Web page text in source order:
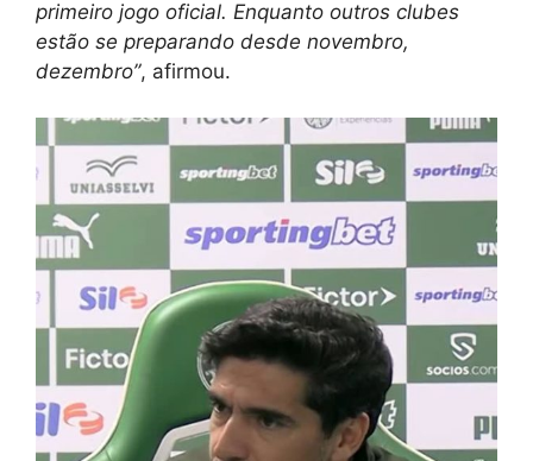
primeiro jogo oficial. Enquanto outros clubes
estão se preparando desde novembro,
dezembro”, afirmou.